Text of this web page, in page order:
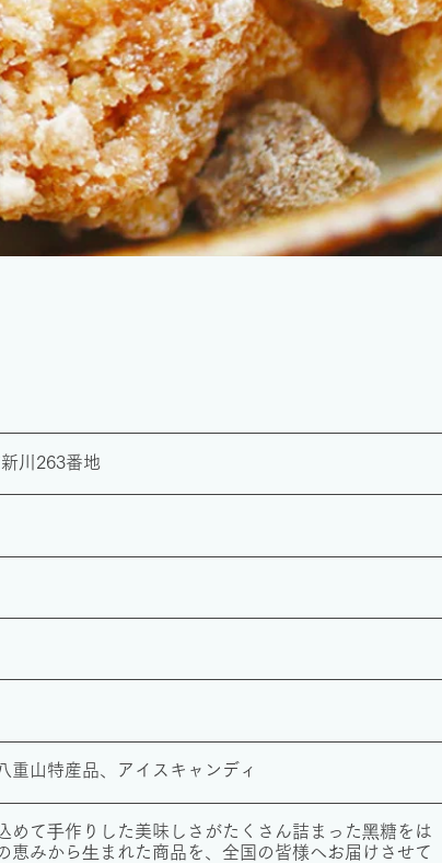
川263番地
重山特産品、アイスキャンディ
めて⼿作りした美味しさがたくさん詰まった⿊糖をは
恵みから⽣まれた商品を、全国の皆様へお届けさせて